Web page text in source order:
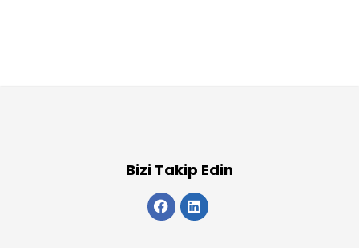
Bizi Takip Edin